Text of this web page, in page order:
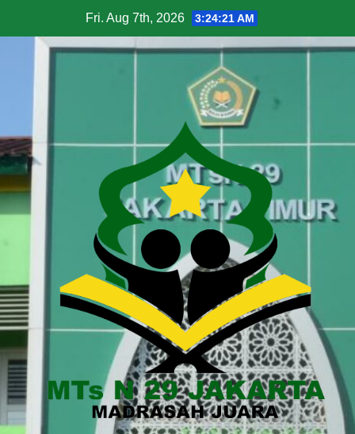
Fri. Aug 7th, 2026 3:24:22 AM